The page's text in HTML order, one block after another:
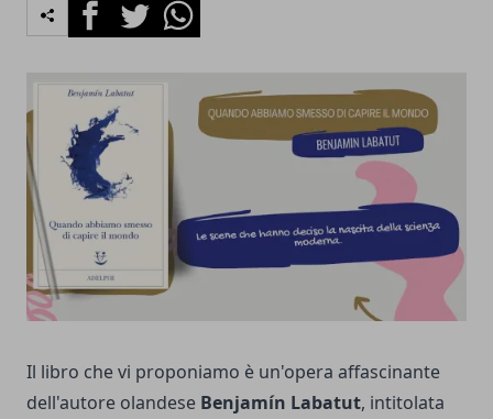
FacebookTwitterWhatsapp
Il libro che vi proponiamo è un'opera affascinante
dell'autore olandese Benjamín Labatut, intitolata